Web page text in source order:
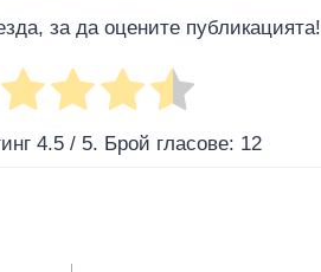
за да оцените публикацията!
4.5/ 5. Брой гласове: 12